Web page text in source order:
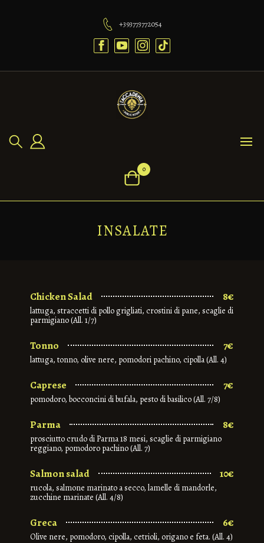
+393773772054
0
INSALATE
Chicken Salad 8€
lattuga, straccetti di pollo grigliati, crostini di pane, scaglie di
parmigiano (All. 1/7)
Tonno 7€
lattuga, tonno, olive nere, pomodori pachino, cipolla (All. 4)
Caprese 7€
pomodoro, bocconcini di bufala, pesto di basilico (All. 7/8)
Parma 8€
prosciutto crudo di Parma 18 mesi, scaglie di parmigiano
reggiano, pomodoro pachino (All. 7)
Salmon salad 10€
rucola, salmone marinato a secco, lamelle di mandorle,
zucchine marinate (All. 4/8)
Greca 6€
Olive nere, pomodoro, cipolla, cetrioli, origano e feta. (All. 4)